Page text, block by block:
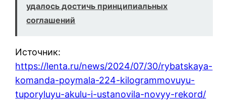
удалось достичь принципиальных
соглашений
Источник:
https://lenta.ru/news/2024/07/30/rybatskaya-
komanda-poymala-224-kilogrammovuyu-
tuporyluyu-akulu-i-ustanovila-novyy-rekord/